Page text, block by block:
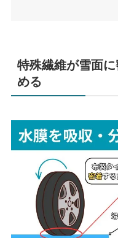
特殊繊維が雪面
める